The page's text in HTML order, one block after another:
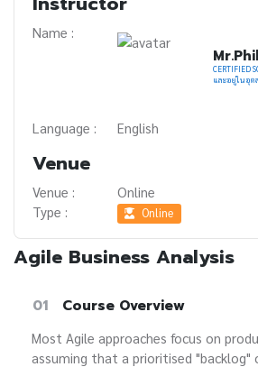
Name :
CERTIFIED
และอยู่ในอุ
Language : English
Venue
Venue :
Online
Type :
Online
Agile Business Analysis
01 Course Overview
Most Agile approaches focus on
assuming that a prioritised